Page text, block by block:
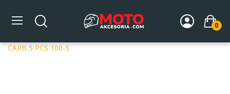
0
Strona główna DLA MOTOCYKLA
Układ paliwowy
CARB 5 PCS 100-5